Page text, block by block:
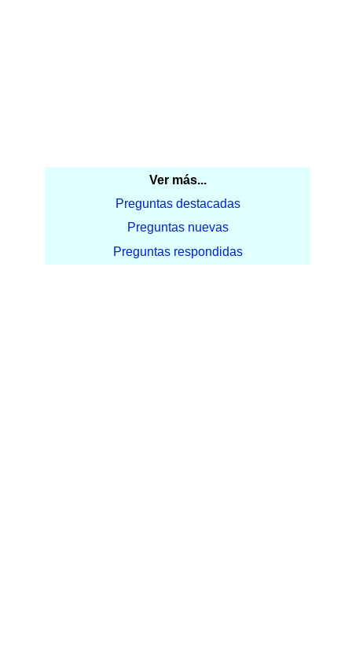
Ver más...
Preguntas destacadas
Preguntas nuevas
Preguntas respondidas